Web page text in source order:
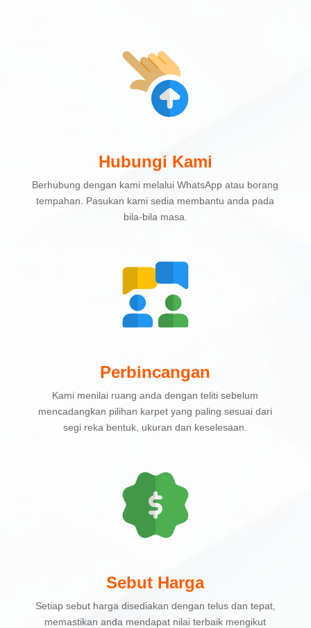
Hubungi Kami
Berhubung dengan kami melalui WhatsApp atau borang
tempahan. Pasukan kami sedia membantu anda pada
bila-bila masa.
Perbincangan
Kami menilai ruang anda dengan teliti sebelum
mencadangkan pilihan karpet yang paling sesuai dari
segi reka bentuk, ukuran dan keselesaan.
Sebut Harga
Setiap sebut harga disediakan dengan telus dan tepat,
memastikan anda mendapat nilai terbaik mengikut